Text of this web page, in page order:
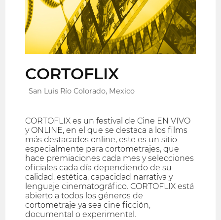
CORTOFLIX
San Luis Río Colorado, Mexico
CORTOFLIX es un festival de Cine EN VIVO
y ONLINE, en el que se destaca a los films
más destacados online, este es un sitio
especialmente para cortometrajes, que
hace premiaciones cada mes y selecciones
oficiales cada día dependiendo de su
calidad, estética, capacidad narrativa y
lenguaje cinematográfico. CORTOFLIX está
abierto a todos los géneros de
cortometraje ya sea cine ficción,
documental o experimental.